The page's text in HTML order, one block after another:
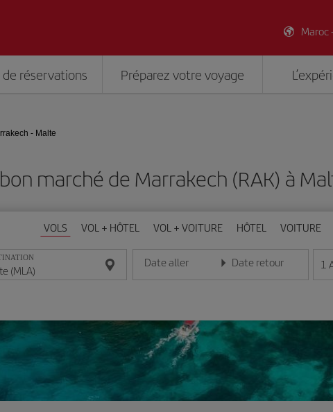
Maroc
réservations Préparez votre voyage
- Malte
marché de Marrakech (RAK) à
VOLS VOL + HÔTEL VOL + VOITURE HÔTEL VOITURE
Date aller
Entrez la date au format jour/mois/année
Date retour
Entrez la date au format 1